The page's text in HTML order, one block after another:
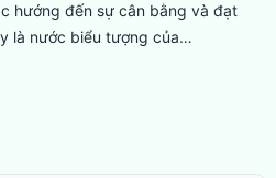
hướng đến sự cân bằng và đạt
là nước biểu tượng của…